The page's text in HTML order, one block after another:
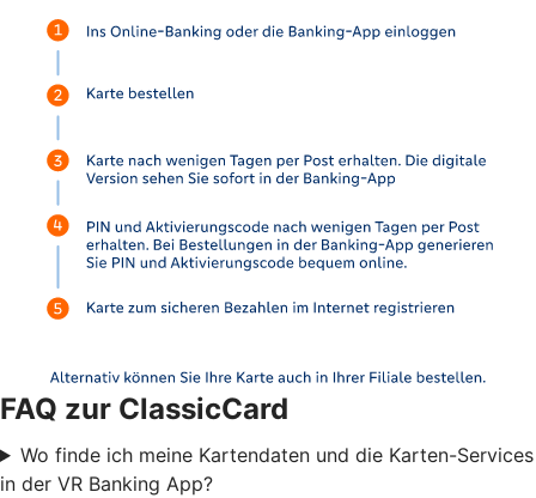
FAQ zur ClassicCard
Wo finde ich meine Kartendaten und die Karten-Services
in der VR Banking App?